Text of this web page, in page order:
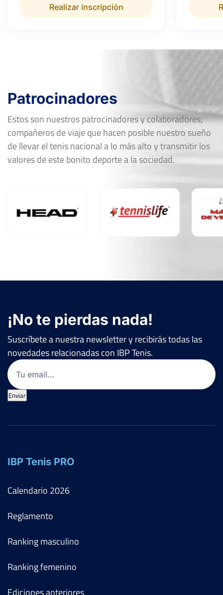
Realizar inscripción
Patrocinadores
Estos son nuestros patrocinadores y colaboradores;
compañeros de viaje que hacen posible nuestro sueño
de llevar el tenis nacional a lo más alto y transmitir los
valores de este bonito deporte a la sociedad.
¡No te pierdas nada!
Suscríbete a nuestra newsletter y recibirás todas las
novedades relacionadas con IBP Tenis.
Email
Enviar
IBP Tenis PRO
Calendario 2026
Reglamento
Ranking masculino
Ranking femenino